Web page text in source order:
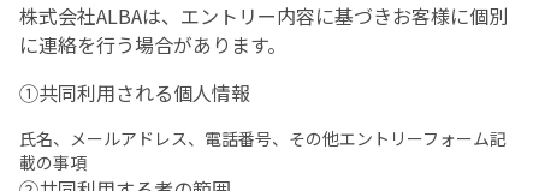
株式会社ALBAは、エントリー内容に基づきお客様に個別
に連絡を行う場合があります。
①共同利用される個人情報
氏名、メールアドレス、電話番号、その他エントリーフォーム記
載の事項